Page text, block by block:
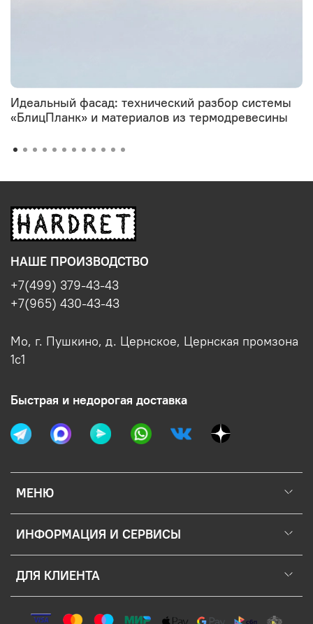
Идеальный фасад: технический разбор системы
«БлицПланк» и материалов из термодревесины
МЕНЮ
ИНФОРМАЦИЯ И СЕРВИСЫ
ДЛЯ КЛИЕНТА
НАШЕ ПРОИЗВОДСТВО
+7(499) 379-43-43
+7(965) 430-43-43
Мо, г. Пушкино, д. Цернское, Цернская промзона
1с1
Быстрая и недорогая доставка